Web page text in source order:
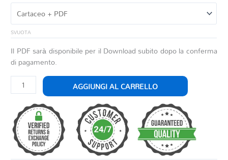
SVUOTA
Il PDF sarà disponibile per il Download subito dopo la conferma
di pagamento.
IMPRESSIONI
D'AUTUNNO
quantità
AGGIUNGI AL CARRELLO